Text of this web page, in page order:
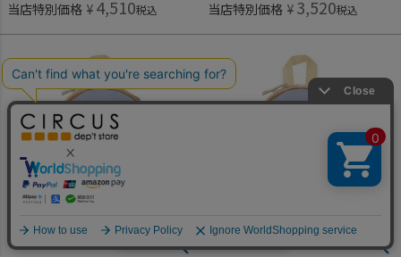
当店特別価格 ¥ 4,510税込 当店特別価格 ¥ 3,520税込
何かお探しですか？